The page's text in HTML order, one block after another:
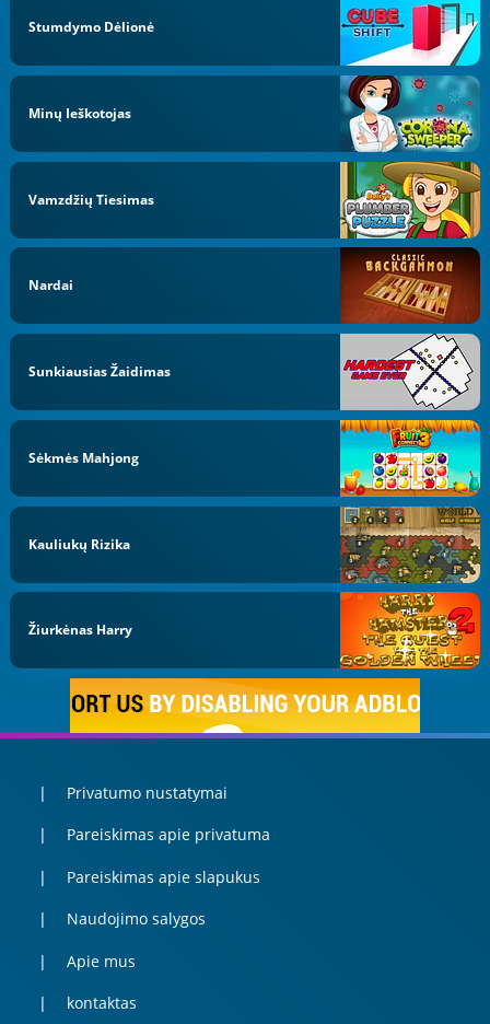
Stumdymo Dėlionė
Minų Ieškotojas
Vamzdžių Tiesimas
Nardai
Sunkiausias Žaidimas
Sėkmės Mahjong
Kauliukų Rizika
Žiurkėnas Harry
Privatumo nustatymai
Pareiskimas apie privatuma
Pareiskimas apie slapukus
Naudojimo salygos
Apie mus
kontaktas